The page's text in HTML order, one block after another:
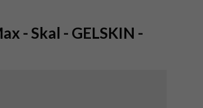
- Skal - GELSKIN -